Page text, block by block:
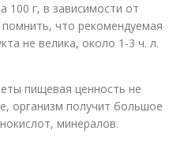
100 г, в зависимости от
что рекомендуемая
не велика, около 1-3 ч. л.
пищевая ценность не
организм получит большое
минералов.